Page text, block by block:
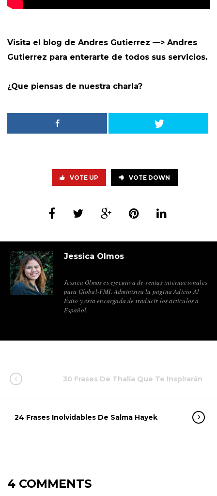
Visita el blog de Andres Gutierrez —> Andres
Gutierrez para enterarte de todos sus servicios.
¿Que piensas de nuestra charla?
VOTE UP VOTE DOWN
Jessica Olmos
Jessica Olmos es ejecutiva de ventas internacionales
para Global-FMI. Administra la pagina Adicto Al
Éxito y esta encargada de traducir los artículos a
Español.
30 Frases De Thalía Que Te Inspirarán
24 Frases Inolvidables De Salma Hayek
4 COMMENTS